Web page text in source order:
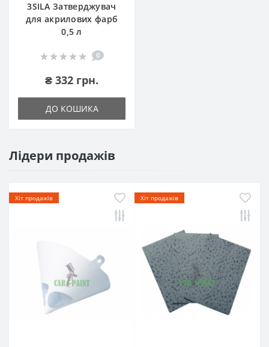
3SILA Затверджувач
для акрилових фарб
0,5 л
0
₴ 332 грн.
ДО КОШИКА
Лідери продажів
Хіт продажів Хіт продажів